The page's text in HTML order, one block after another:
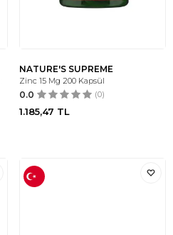
NATURE'S SUPREME
Zinc 15 Mg 200 Kapsül
0.0 (0)
1.185,47 TL